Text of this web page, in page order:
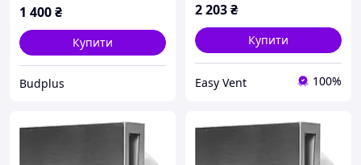
1 400₴
Купити
Budplus
2 203₴
Купити
Easy Vent 100%